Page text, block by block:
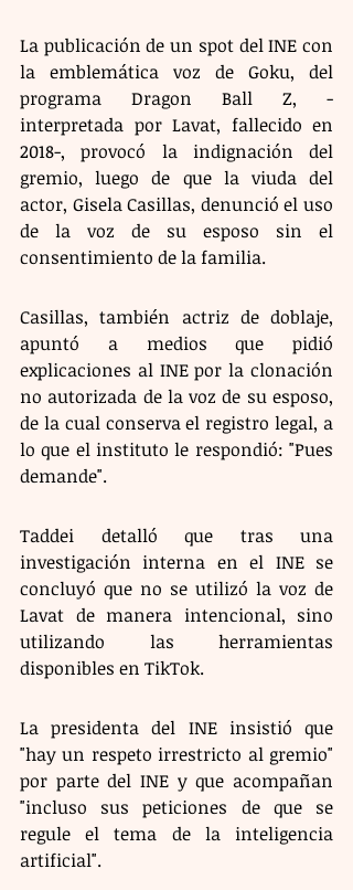
La publicación de un spot del INE con
la emblemática voz de Goku, del
programa Dragon Ball Z, -
interpretada por Lavat, fallecido en
2018-, provocó la indignación del
gremio, luego de que la viuda del
actor, Gisela Casillas, denunció el uso
de la voz de su esposo sin el
consentimiento de la familia.
Casillas, también actriz de doblaje,
apuntó a medios que pidió
explicaciones al INE por la clonación
no autorizada de la voz de su esposo,
de la cual conserva el registro legal, a
lo que el instituto le respondió: "Pues
demande".
Taddei detalló que tras una
investigación interna en el INE se
concluyó que no se utilizó la voz de
Lavat de manera intencional, sino
utilizando las herramientas
disponibles en TikTok.
La presidenta del INE insistió que
"hay un respeto irrestricto al gremio"
por parte del INE y que acompañan
"incluso sus peticiones de que se
regule el tema de la inteligencia
artificial".